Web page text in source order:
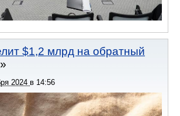
$1,2 млрд на обратный
2024 в 14:56